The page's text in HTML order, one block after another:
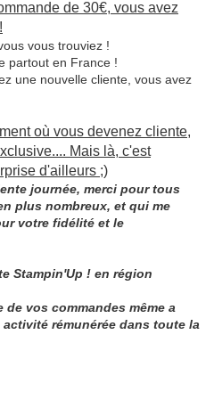
de 30€, vous avez
!
vous trouviez !
partout en France !
une nouvelle cliente, vous avez
où vous devenez cliente,
Mais là, c'est
d'ailleurs ;)
journée, merci pour tous
plus nombreux, et qui me
votre fidélité et le
Stampin'Up ! en région
vos commandes même a
rémunérée dans toute la